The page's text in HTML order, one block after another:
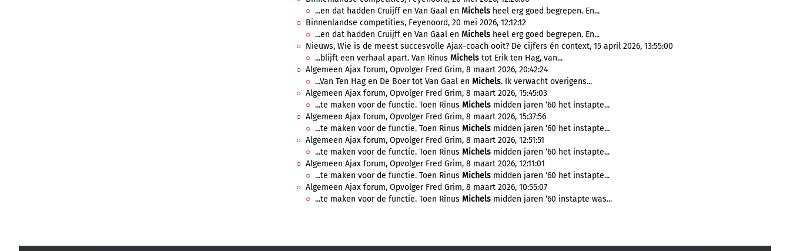
...en dat hadden Cruijff en Van Gaal en Michels heel erg goed begrepen. En...
Binnenlandse competities, Feyenoord, 20 mei 2026, 12:12:12
...en dat hadden Cruijff en Van Gaal en Michels heel erg goed begrepen. En...
Nieuws, Wie is de meest succesvolle Ajax-coach ooit? De cijfers én context, 15 april 2026, 13:55:00
...blijft een verhaal apart. Van Rinus Michels tot Erik ten Hag, van...
Algemeen Ajax forum, Opvolger Fred Grim, 8 maart 2026, 20:42:24
...Van Ten Hag en De Boer tot Van Gaal en Michels. Ik verwacht overigens...
Algemeen Ajax forum, Opvolger Fred Grim, 8 maart 2026, 15:45:03
...te maken voor de functie. Toen Rinus Michels midden jaren ‘60 het instapte...
Algemeen Ajax forum, Opvolger Fred Grim, 8 maart 2026, 15:37:56
...te maken voor de functie. Toen Rinus Michels midden jaren ‘60 het instapte...
Algemeen Ajax forum, Opvolger Fred Grim, 8 maart 2026, 12:51:51
...te maken voor de functie. Toen Rinus Michels midden jaren ‘60 het instapte...
Algemeen Ajax forum, Opvolger Fred Grim, 8 maart 2026, 12:11:01
...te maken voor de functie. Toen Rinus Michels midden jaren ‘60 het instapte...
Algemeen Ajax forum, Opvolger Fred Grim, 8 maart 2026, 10:55:07
...te maken voor de functie. Toen Rinus Michels midden jaren ‘60 instapte was...